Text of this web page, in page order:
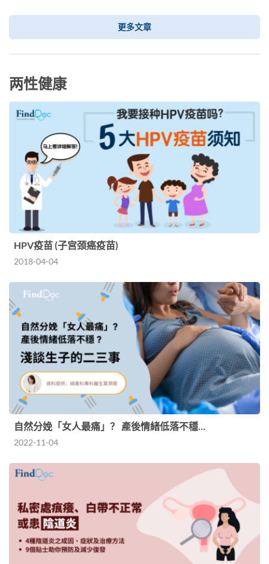
更多文章
两性健康
HPV疫苗 (子宫颈癌疫苗)
2018-04-04
自然分娩「女人最痛」？ 產後情緒低落不穩…
2022-11-04